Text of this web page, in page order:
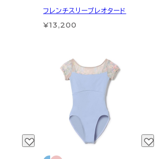
フレンチスリーブレオタード
¥13,200